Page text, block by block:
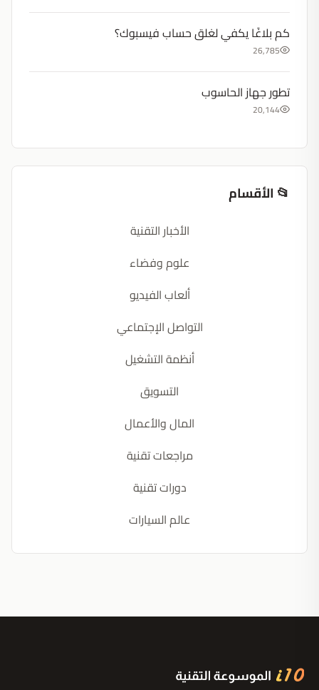
كم بلاغًا يكفي لغلق حساب فيسبوك؟
26,785
تطور جهاز الحاسوب
20,144
📂 الأقسام
الأخبار التقنية
علوم وفضاء
ألعاب الفيديو
التواصل الإجتماعي
أنظمة التشغيل
التسويق
المال والأعمال
مراجعات تقنية
دورات تقنية
عالم السيارات